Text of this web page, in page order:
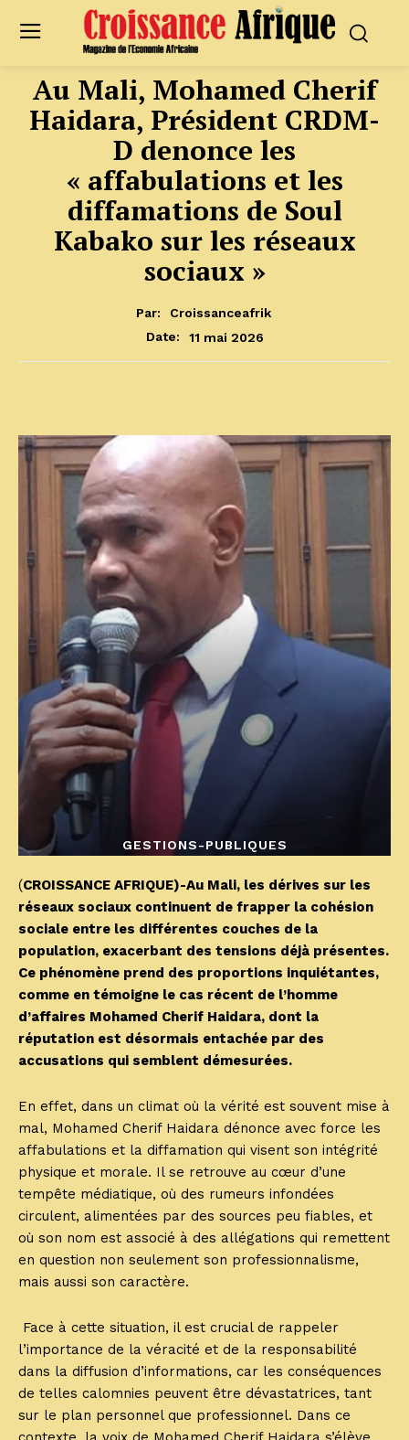
Au Mali, Mohamed Cherif
Haidara, Président CRDM-
D denonce les
« affabulations et les
diffamations de Soul
Kabako sur les réseaux
sociaux »
Par:
Croissanceafrik
Date:
11 mai 2026
GESTIONS-PUBLIQUES
(CROISSANCE AFRIQUE)-Au Mali, les dérives sur les
réseaux sociaux continuent de frapper la cohésion
sociale entre les différentes couches de la
population, exacerbant des tensions déjà présentes.
Ce phénomène prend des proportions inquiétantes,
comme en témoigne le cas récent de l’homme
d’affaires Mohamed Cherif Haidara, dont la
réputation est désormais entachée par des
accusations qui semblent démesurées.
En effet, dans un climat où la vérité est souvent mise à
mal, Mohamed Cherif Haidara dénonce avec force les
affabulations et la diffamation qui visent son intégrité
physique et morale. Il se retrouve au cœur d’une
tempête médiatique, où des rumeurs infondées
circulent, alimentées par des sources peu fiables, et
où son nom est associé à des allégations qui remettent
en question non seulement son professionnalisme,
mais aussi son caractère.
Face à cette situation, il est crucial de rappeler
l’importance de la véracité et de la responsabilité
dans la diffusion d’informations, car les conséquences
de telles calomnies peuvent être dévastatrices, tant
sur le plan personnel que professionnel. Dans ce